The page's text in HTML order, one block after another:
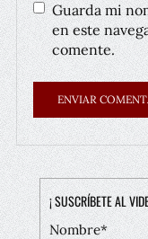
Guarda mi
en este
comente.
¡ SUSCRÍBETE AL
Nombre*